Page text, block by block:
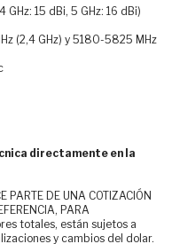
15 dBi, 5 GHz: 16 dBi)
(2,4 GHz) y 5180-5825 MHz
directamente en la
PARTE DE UNA COTIZACIÓN
PARA
totales, están sujetos a
y cambios del dolar.